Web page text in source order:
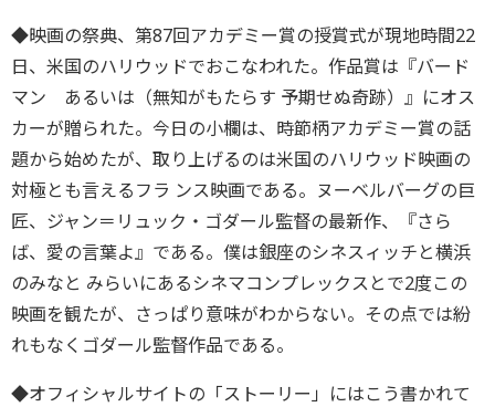
◆映画の祭典、第87回アカデミー賞の授賞式が現地時間22
日、米国のハリウッドでおこなわれた。作品賞は『バード
マン あるいは（無知がもたらす 予期せぬ奇跡）』にオス
カーが贈られた。今日の小欄は、時節柄アカデミー賞の話
題から始めたが、取り上げるのは米国のハリウッド映画の
対極とも言えるフラ ンス映画である。ヌーベルバーグの巨
匠、ジャン＝リュック・ゴダール監督の最新作、『さら
ば、愛の言葉よ』である。僕は銀座のシネスィッチと横浜
のみなと みらいにあるシネマコンプレックスとで2度この
映画を観たが、さっぱり意味がわからない。その点では紛
れもなくゴダール監督作品である。
◆オフィシャルサイトの「ストーリー」にはこう書かれて